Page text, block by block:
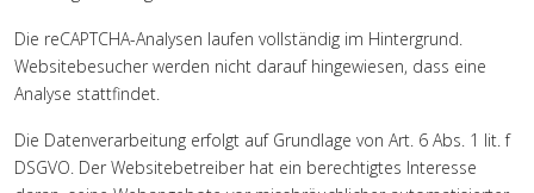
Die reCAPTCHA-Analysen laufen vollständig im Hintergrund.
Websitebesucher werden nicht darauf hingewiesen, dass eine
Analyse stattfindet.
Die Datenverarbeitung erfolgt auf Grundlage von Art. 6 Abs. 1 lit. f
DSGVO. Der Websitebetreiber hat ein berechtigtes Interesse